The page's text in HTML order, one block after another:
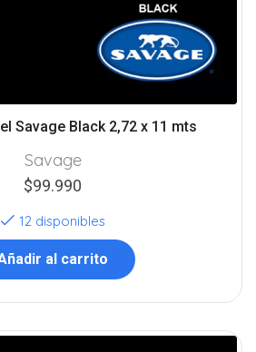
Savage Black 2,72 x 11 mts
Savage
$99.990
12 disponibles
al carrito